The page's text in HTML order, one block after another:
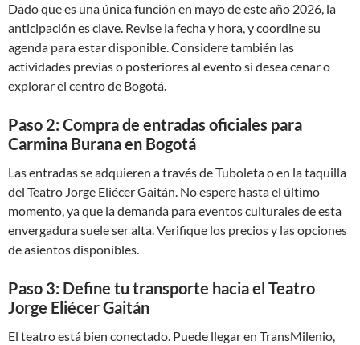
Dado que es una única función en mayo de este año 2026, la
anticipación es clave. Revise la fecha y hora, y coordine su
agenda para estar disponible. Considere también las
actividades previas o posteriores al evento si desea cenar o
explorar el centro de Bogotá.
Paso 2: Compra de entradas oficiales para
Carmina Burana en Bogotá
Las entradas se adquieren a través de Tuboleta o en la taquilla
del Teatro Jorge Eliécer Gaitán. No espere hasta el último
momento, ya que la demanda para eventos culturales de esta
envergadura suele ser alta. Verifique los precios y las opciones
de asientos disponibles.
Paso 3: Define tu transporte hacia el Teatro
Jorge Eliécer Gaitán
El teatro está bien conectado. Puede llegar en TransMilenio,